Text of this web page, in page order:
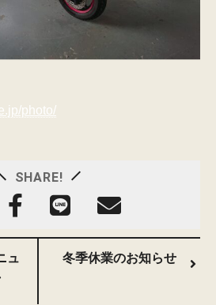
photo/
SHARE!
ュ
冬季休業のお知らせ